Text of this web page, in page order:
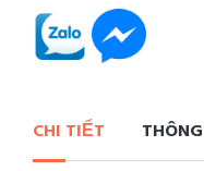
CHI TIẾT